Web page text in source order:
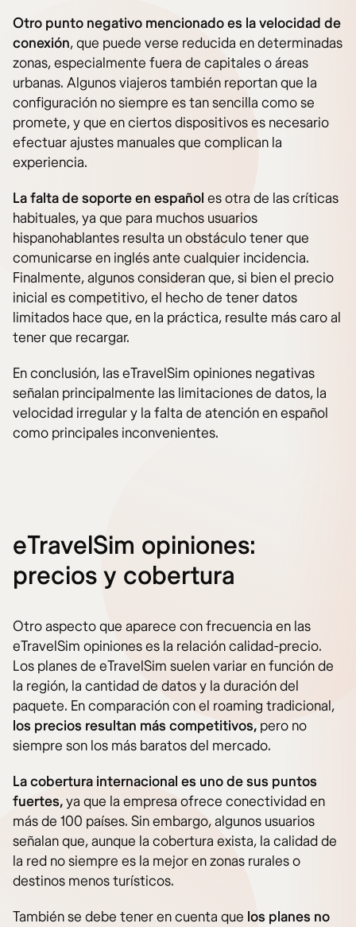
Otro punto negativo mencionado es la velocidad de
conexión, que puede verse reducida en determinadas
zonas, especialmente fuera de capitales o áreas
urbanas. Algunos viajeros también reportan que la
configuración no siempre es tan sencilla como se
promete, y que en ciertos dispositivos es necesario
efectuar ajustes manuales que complican la
experiencia.
La falta de soporte en español es otra de las críticas
habituales, ya que para muchos usuarios
hispanohablantes resulta un obstáculo tener que
comunicarse en inglés ante cualquier incidencia.
Finalmente, algunos consideran que, si bien el precio
inicial es competitivo, el hecho de tener datos
limitados hace que, en la práctica, resulte más caro al
tener que recargar.
En conclusión, las eTravelSim opiniones negativas
señalan principalmente las limitaciones de datos, la
velocidad irregular y la falta de atención en español
como principales inconvenientes.
eTravelSim opiniones:
precios y cobertura
Otro aspecto que aparece con frecuencia en las
eTravelSim opiniones es la relación calidad-precio.
Los planes de eTravelSim suelen variar en función de
la región, la cantidad de datos y la duración del
paquete. En comparación con el roaming tradicional,
los precios resultan más competitivos, pero no
siempre son los más baratos del mercado.
La cobertura internacional es uno de sus puntos
fuertes,ya que la empresa ofrece conectividad en
más de 100 países. Sin embargo, algunos usuarios
señalan que, aunque la cobertura exista, la calidad de
la red no siempre es la mejor en zonas rurales o
destinos menos turísticos.
También se debe tener en cuenta que los planes no